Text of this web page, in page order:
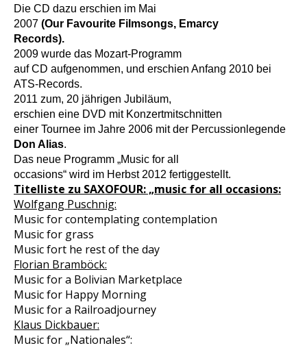
Die CD dazu erschien im Mai
2007 (Our Favourite Filmsongs, Emarcy
Records).
2009 wurde das Mozart-Programm
auf CD aufgenommen, und erschien Anfang 2010 bei
ATS-Records.
2011 zum, 20 jährigen Jubiläum,
erschien eine DVD mit Konzertmitschnitten
einer Tournee im Jahre 2006 mit der Percussionlegende
Don Alias.
Das neue Programm „Music for all
occasions“ wird im Herbst 2012 fertiggestellt.
Titelliste zu SAXOFOUR: „music for all occasions:
Wolfgang Puschnig:
Music for contemplating contemplation
Music for grass
Music fort he rest of the day
Florian Bramböck:
Music for a Bolivian Marketplace
Music for Happy Morning
Music for a Railroadjourney
Klaus Dickbauer:
Music for „Nationales“: